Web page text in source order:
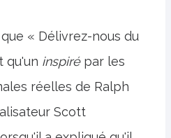
« Délivrez-nous du
qu'un inspirépar les
réelles de Ralph
Scott